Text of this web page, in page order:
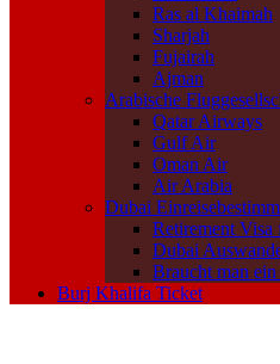
Ras al Khaimah
Sharjah
Fujairah
Ajman
Arabische
Qatar Airways
Gulf Air
Oman Air
Air Arabia
Dubai
Retirement Visa
Dubai
Braucht man
Burj Khalifa Ticket